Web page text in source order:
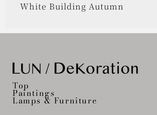
White Building Autumn
Top
Paintings
Lamps & Furniture